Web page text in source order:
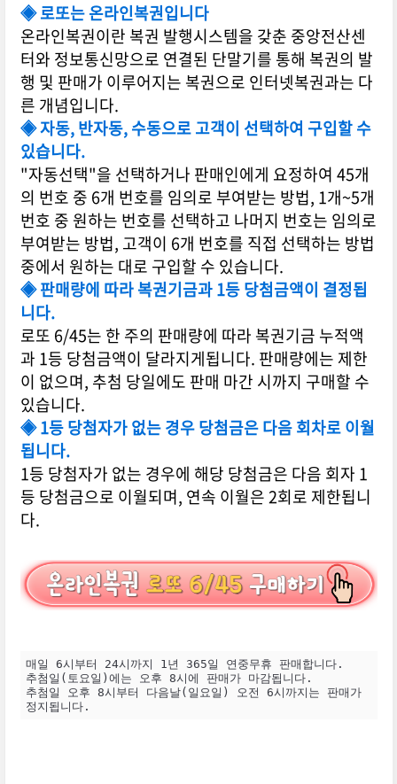
◈ 로또는 온라인복권입니다
온라인복권이란 복권 발행시스템을 갖춘 중앙전산센
터와 정보통신망으로 연결된 단말기를 통해 복권의 발
행 및 판매가 이루어지는 복권으로 인터넷복권과는 다
른 개념입니다.
◈ 자동, 반자동, 수동으로 고객이 선택하여 구입할 수
있습니다.
"자동선택"을 선택하거나 판매인에게 요정하여 45개
의 번호 중 6개 번호를 임의로 부여받는 방법, 1개~5개
번호 중 원하는 번호를 선택하고 나머지 번호는 임의로
부여받는 방법, 고객이 6개 번호를 직접 선택하는 방법
중에서 원하는 대로 구입할 수 있습니다.
◈ 판매량에 따라 복권기금과 1등 당첨금액이 결정됩
니다.
로또 6/45는 한 주의 판매량에 따라 복권기금 누적액
과 1등 당첨금액이 달라지게됩니다. 판매량에는 제한
이 없으며, 추첨 당일에도 판매 마간 시까지 구매할 수
있습니다.
◈ 1등 당첨자가 없는 경우 당첨금은 다음 회차로 이월
됩니다.
1등 당첨자가 없는 경우에 해당 당첨금은 다음 회자 1
등 당첨금으로 이월되며, 연속 이월은 2회로 제한됩니
다.
매일 6시부터 24시까지 1년 365일 연중무휴 판매합니다.
추첨일(토요일)에는 오후 8시에 판매가 마감됩니다.
추첨일 오후 8시부터 다음날(일요일) 오전 6시까지는 판매가
정지됩니다.